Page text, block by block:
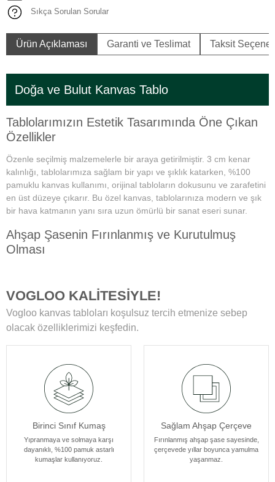
Sıkça Sorulan Sorular
Ürün Açıklaması Garanti ve Teslimat Taksit
Doğa ve Bulut Kanvas Tablo
Tablolarımızın Estetik Tasarımında Öne Çıkan
Özellikler
Özenle seçilmiş malzemelerle bir araya getirilmiştir. 3 cm kenar
kalınlığı, tablolarımıza sağlam bir yapı ve şıklık katarken, %100
pamuklu kanvas kullanımı, orijinal tabloların dokusunu ve zarafetini
en üst düzeye çıkarır. Bu özel kanvas, tablolarınıza modern ve şık
bir hava katmanın yanı sıra uzun ömürlü bir sanat eseri sunar.
Ahşap Şasenin Fırınlanmış ve Kurutulmuş
Olması
ahşap şase sayesinde uzun yıllar boyunca ilk günkü formunu korur.
Yüksek Çözünürlüklü Baskılarımız
Modern teknolojiye sahip özel makineler kullanılarak üretilir. Bu
baskı sonrası uyguladığımız özel yüzey koruyucu ile tablolar,
canlılıklarını her zaman korur ve duvarlarınızı güzelleştirir.
Kenar Baskısıyla Tablolarımızın Kenar Kısımları
Resmin dokusu ve renklerinin zarif bir şekilde devam ettiği özel bir
tasarıma sahiptir. Bu detay, tablolarımızı ek çerçeve ihtiyacı
olmadan asılabilir kılar, böylece sanat eserleriniz odanızın
atmosferine mükemmel bir şekilde uyum sağlar. Her bir tablomuz,
VOGLOO KALİTESİYLE!
Vogloo kanvas tabloları koşulsuz tercih etmenize sebep
olacak özelliklerimizi keşfedin.
Birinci Sınıf Kumaş
Yıpranmaya ve solmaya karşı
dayanıklı, %100 pamuk astarlı
kumaşlar kullanıyoruz.
Sağlam Ahşap Çerçeve
Fırınlanmış ahşap şase sayesinde,
çerçevede yıllar boyunca yamulma
yaşanmaz.